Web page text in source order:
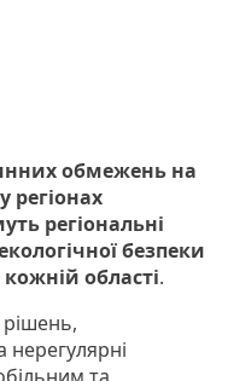
обмежень на
регіонах
регіональні
безпеки
області.
нерегулярні
та